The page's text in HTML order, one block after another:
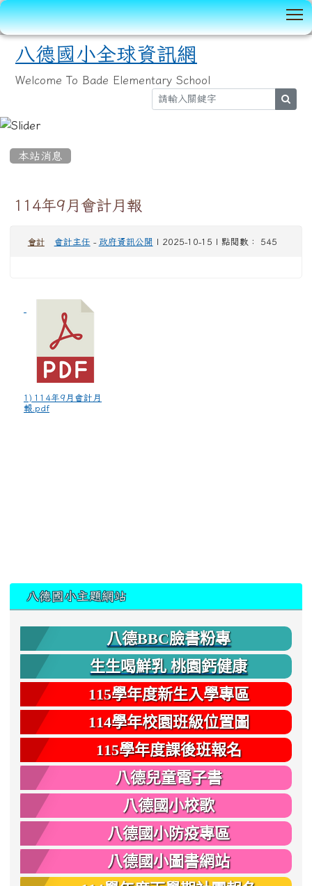
八德國小全球資訊網
Welcome To Bade Elementary School
本站消息
114年9月會計月報
會計 會計主任 - 政府資訊公開 | 2025-10-15 | 點閱數： 545
1) 114年9月會計月
報.pdf
八德國小主題網站
八德BBC臉書粉專
生生喝鮮乳 桃園鈣健康
115學年度新生入學專區
114學年校園班級位置圖
115學年度課後班報名
八德兒童電子書
八德國小校歌
八德國小防疫專區
八德國小圖書網站